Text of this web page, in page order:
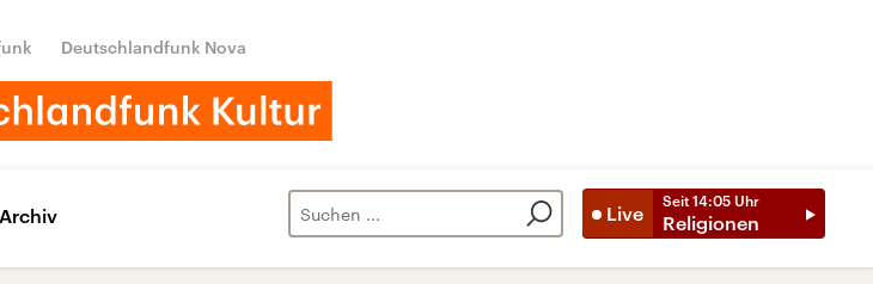
Deutschlandfunk Nova
Live
Seit 14:05 Uhr
Religionen
Archiv